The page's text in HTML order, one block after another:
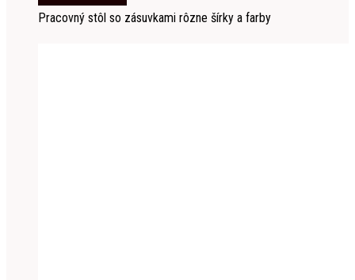
Pracovný stôl so zásuvkami rôzne šírky a farby